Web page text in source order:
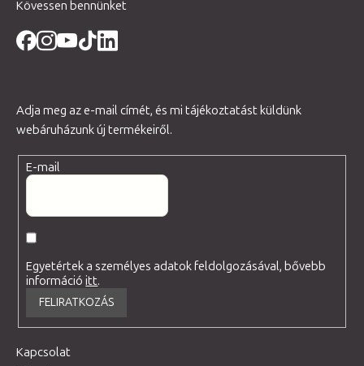
Kövessen bennünket
Adja meg az e-mail címét, és mi tájékoztatást küldünk
webáruházunk új termékeiről.
E-mail
Egyetértek a személyes adatok feldolgozásával, bővebb
információitt.
FELIRATKOZÁS
Kapcsolat